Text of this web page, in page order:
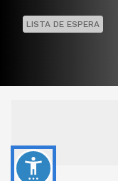
LISTA DE ESPERA